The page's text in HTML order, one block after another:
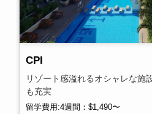
CPI
リゾート感溢れるオシャレな施
も充実
留学費用:4週間：$1,490〜